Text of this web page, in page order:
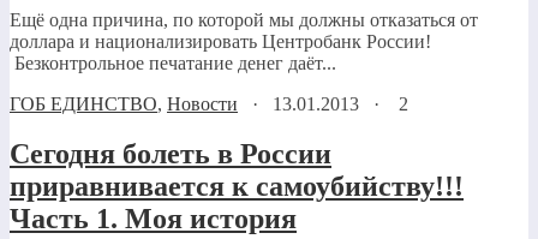
Ещё одна причина, по которой мы должны отказаться от
доллара и национализировать Центробанк России!
Безконтрольное печатание денег даёт...
ГОБ ЕДИНСТВО, Новости · 13.01.2013 · 2
Сегодня болеть в России
приравнивается к самоубийству!!!
Часть 1. Моя история